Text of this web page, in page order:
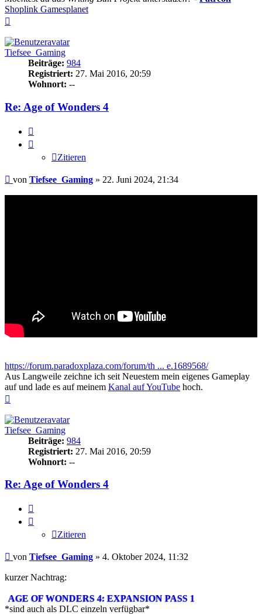
Shoplink Gamesplanet
Tiefsee_Gaming
Beiträge: 984
Registriert: 27. Mai 2016, 20:59
Wohnort: --
Re: Age of Wonders 4
Zitieren
Beitrag
von Tiefsee_Gaming » 22. Juni 2024, 21:34
https://forum.paradoxplaza.com/forum/th ... e.1689568/
Aus Langweile zeichne ich seit Neuestem mein eigenes Gameplay
auf und lade es auf meinem Kanal auf YouTube hoch.
Tiefsee_Gaming
Beiträge: 984
Registriert: 27. Mai 2016, 20:59
Wohnort: --
Re: Age of Wonders 4
Zitieren
Beitrag
von Tiefsee_Gaming » 4. Oktober 2024, 11:32
kurzer Nachtrag:
AGE OF WONDERS 4: EXPANSION PASS 1
*sind auch als DLC einzeln verfügbar*